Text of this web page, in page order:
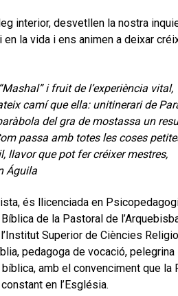
interior, desvetllen la nostra
la vida i ens animen a deixar
i fruit de l’experiència vital,
camí que ella: unitinerari de
del gra de mostassa un
passa amb totes les coses
llavor que pot fer créixer mestres,
Águila
és llicenciada en
de la Pastoral de
Superior de Ciències
pedagoga de vocació,
amb el convenciment que la
en l’Església.